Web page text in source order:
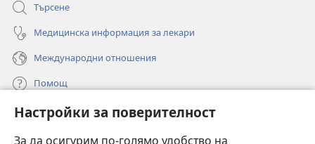
Настройки за поверителност
За да осигурим по-голямо удобство на
Търсене
Медицинска информация за лекари
Международни отношения
Помощ
Дарения
нов